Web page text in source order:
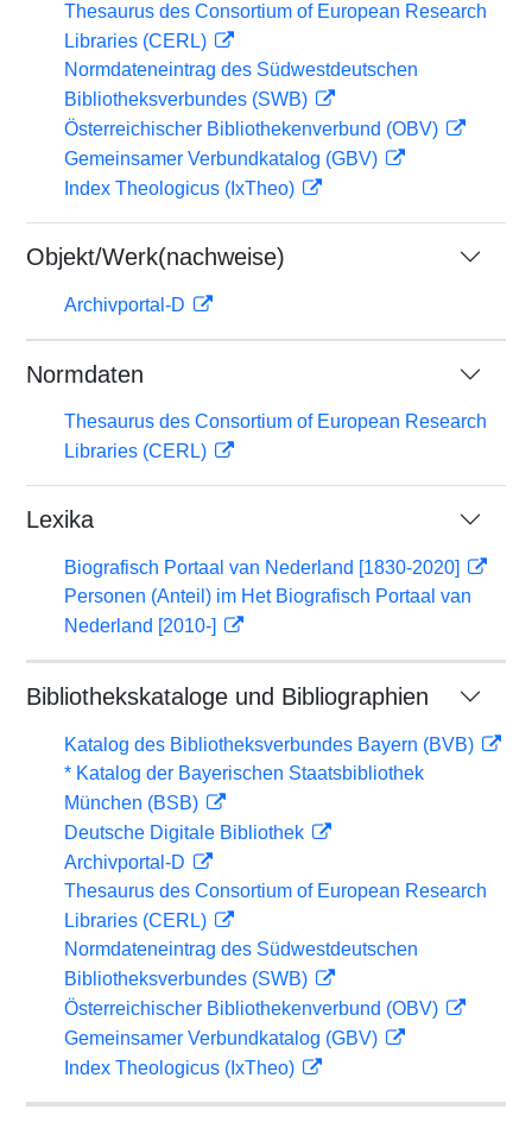
Thesaurus des Consortium of European Research
Libraries (CERL)
Normdateneintrag des Südwestdeutschen
Bibliotheksverbundes (SWB)
Österreichischer Bibliothekenverbund (OBV)
Gemeinsamer Verbundkatalog (GBV)
Index Theologicus (IxTheo)
Objekt/Werk(nachweise)
Archivportal-D
Normdaten
Thesaurus des Consortium of European Research
Libraries (CERL)
Lexika
Biografisch Portaal van Nederland [1830-2020]
Personen (Anteil) im Het Biografisch Portaal van
Nederland [2010-]
Bibliothekskataloge und Bibliographien
Katalog des Bibliotheksverbundes Bayern (BVB)
* Katalog der Bayerischen Staatsbibliothek
München (BSB)
Deutsche Digitale Bibliothek
Archivportal-D
Thesaurus des Consortium of European Research
Libraries (CERL)
Normdateneintrag des Südwestdeutschen
Bibliotheksverbundes (SWB)
Österreichischer Bibliothekenverbund (OBV)
Gemeinsamer Verbundkatalog (GBV)
Index Theologicus (IxTheo)